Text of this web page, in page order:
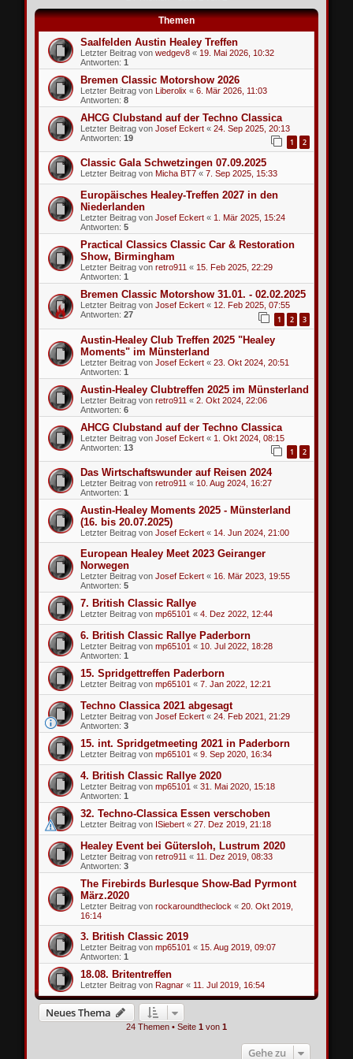
Themen
Saalfelden Austin Healey Treffen
Letzter Beitrag vonwedgev8 « 19. Mai 2026, 10:32
Antworten:1
Bremen Classic Motorshow 2026
Letzter Beitrag vonLiberolix «6. Mär 2026, 11:03
Antworten:8
AHCG Clubstand auf der Techno Classica
Letzter Beitrag vonJosef Eckert «24. Sep 2025, 20:13
Antworten:19 1 2
Classic Gala Schwetzingen 07.09.2025
Letzter Beitrag vonMicha BT7 «7. Sep 2025, 15:33
Europäisches Healey-Treffen 2027 in den
Niederlanden
Letzter Beitrag vonJosef Eckert « 1. Mär 2025, 15:24
Antworten:5
Practical Classics Classic Car & Restoration
Show, Birmingham
Letzter Beitrag vonretro911 « 15. Feb 2025, 22:29
Antworten:1
Bremen Classic Motorshow 31.01. - 02.02.2025
Letzter Beitrag vonJosef Eckert « 12. Feb 2025, 07:55
Antworten:27 1 2 3
Austin-Healey Club Treffen 2025 "Healey
Moments" im Münsterland
Letzter Beitrag vonJosef Eckert «23. Okt 2024, 20:51
Antworten:1
Austin-Healey Clubtreffen 2025 im Münsterland
Letzter Beitrag vonretro911 «2. Okt 2024, 22:06
Antworten:6
AHCG Clubstand auf der Techno Classica
Letzter Beitrag vonJosef Eckert « 1. Okt 2024, 08:15
Antworten:13 1 2
Das Wirtschaftswunder auf Reisen 2024
Letzter Beitrag vonretro911 «10. Aug 2024, 16:27
Antworten:1
Austin-Healey Moments 2025 - Münsterland
(16. bis 20.07.2025)
Letzter Beitrag vonJosef Eckert «14. Jun 2024, 21:00
European Healey Meet 2023 Geiranger
Norwegen
Letzter Beitrag vonJosef Eckert «16. Mär 2023, 19:55
Antworten:5
7. British Classic Rallye
Letzter Beitrag vonmp65101 «4. Dez 2022, 12:44
6. British Classic Rallye Paderborn
Letzter Beitrag vonmp65101 «10. Jul 2022, 18:28
Antworten:1
15. Spridgettreffen Paderborn
Letzter Beitrag vonmp65101 «7. Jan 2022, 12:21
Techno Classica 2021 abgesagt
Letzter Beitrag vonJosef Eckert «24. Feb 2021, 21:29
Antworten:3
15. int. Spridgetmeeting 2021 in Paderborn
Letzter Beitrag vonmp65101 «9. Sep 2020, 16:34
4. British Classic Rallye 2020
Letzter Beitrag vonmp65101 «31. Mai 2020, 15:18
Antworten:1
32. Techno-Classica Essen verschoben
Letzter Beitrag von ISiebert «27. Dez 2019, 21:18
Healey Event bei Gütersloh, Lustrum 2020
Letzter Beitrag vonretro911 «11. Dez 2019, 08:33
Antworten:3
The Firebirds Burlesque Show-Bad Pyrmont
März.2020
Letzter Beitrag vonrockaroundtheclock «20. Okt 2019,
16:14
3. British Classic 2019
Letzter Beitrag vonmp65101 «15. Aug 2019, 09:07
Antworten:1
18.08. Britentreffen
Letzter Beitrag von Ragnar «11. Jul 2019, 16:54
Neues Thema
24 Themen • Seite 1 von 1
Gehe zu